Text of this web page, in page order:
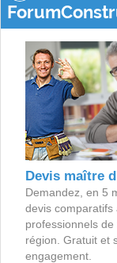
Devis maître
Demandez, en 5
devis comparatifs
professionnels de
région. Gratuit et
engagement.